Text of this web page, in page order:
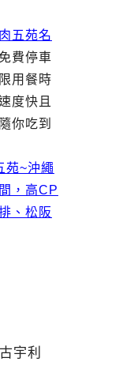
五苑名
費停車
用餐時
度快且
你吃到
苑~沖繩
，高CP
、松阪
宇利